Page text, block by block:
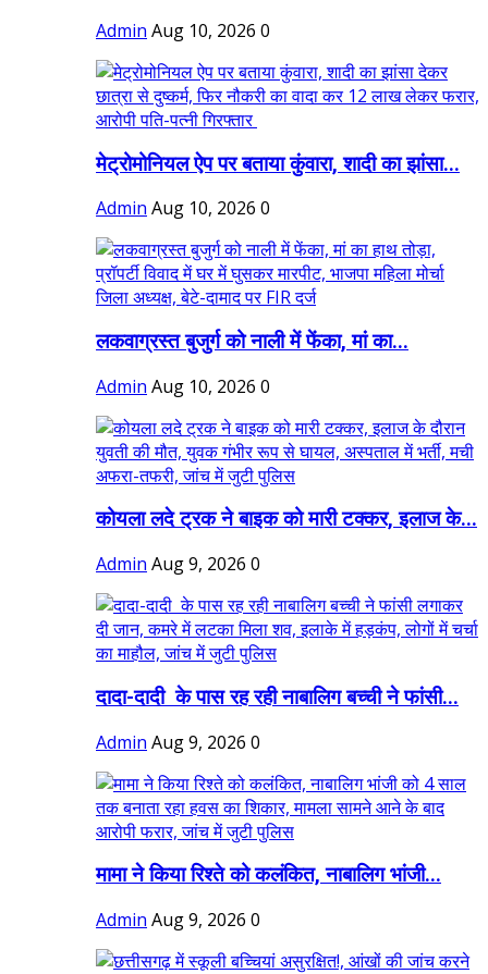
Admin Aug 10, 2026 0
मेट्रोमोनियल ऐप पर बताया कुंवारा, शादी का झांसा...
Admin Aug 10, 2026 0
लकवाग्रस्त बुजुर्ग को नाली में फेंका, मां का...
Admin Aug 10, 2026 0
कोयला लदे ट्रक ने बाइक को मारी टक्कर, इलाज के...
Admin Aug 9, 2026 0
दादा-दादी के पास रह रही नाबालिग बच्ची ने फांसी...
Admin Aug 9, 2026 0
मामा ने किया रिश्ते को कलंकित, नाबालिग भांजी...
Admin Aug 9, 2026 0